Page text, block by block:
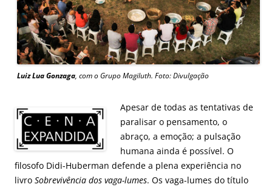
Luiz Lua Gonzaga, com o GrupoMagiluth. Foto: Divulgação
Apesar de todas as tentativas de
paralisar o pensamento, o
abraço, a emoção; a pulsação
humana ainda é possível. O
filosofo Didi-Huberman defende a plena experiência no
livro Sobrevivência dos vaga-lumes. Os vaga-lumes do título